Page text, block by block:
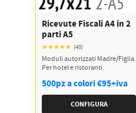
PETTORALI
DORSALI TARGHE
PETTORALI NUMERI DA
PETTORALI CON NOME ATLETA
NUMERI DA GARA MTB
Ricevute Fiscali A4 in 2
parti A5
★★★★★ (48)
Moduli autorizzati Madre/Figlia.
Per hotel e ristoranti.
500pz a colori €95+iva
CONFIGURA